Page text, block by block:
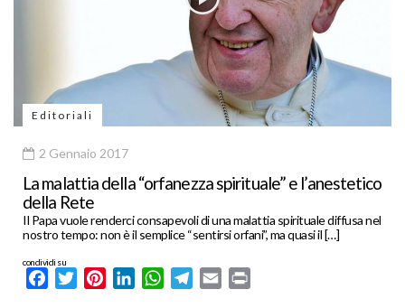
Editoriali
2 Gennaio 2017
La malattia della “orfanezza spirituale” e l’anestetico
della Rete
Il Papa vuole renderci consapevoli di una malattia spirituale diffusa nel
nostro tempo: non è il semplice “sentirsi orfani”, ma quasi il […]
condividi su
FacebookTwitterPinterestLinkedInWhatsApp
Telegram
Email